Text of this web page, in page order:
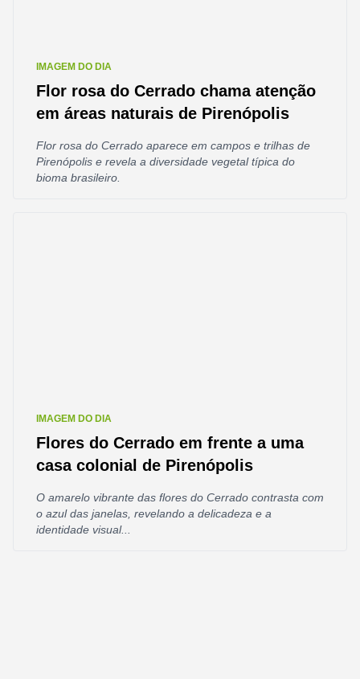
IMAGEM DO DIA
Flor rosa do Cerrado chama atenção
em áreas naturais de Pirenópolis
Flor rosa do Cerrado aparece em campos e trilhas de
Pirenópolis e revela a diversidade vegetal típica do
bioma brasileiro.
IMAGEM DO DIA
Flores do Cerrado em frente a uma
casa colonial de Pirenópolis
O amarelo vibrante das flores do Cerrado contrasta com
o azul das janelas, revelando a delicadeza e a
identidade visual...